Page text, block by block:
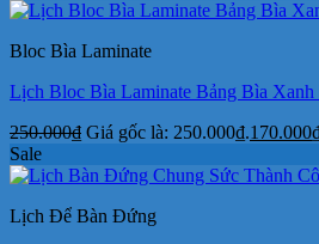
Bloc Bìa Laminate
Lịch Bloc Bìa Laminate Bảng Bìa Xanh
250.000₫ Giá gốc là: 250.000₫.170.000
Sale
Lịch Để Bàn Đứng